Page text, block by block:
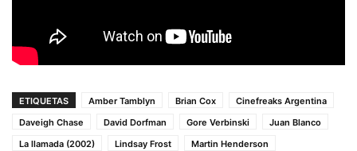
ETIQUETAS Amber Tamblyn Brian Cox
Cinefreaks Argentina
Daveigh Chase
David Dorfman Gore Verbinski
Juan Blanco
La llamada (2002)
Lindsay Frost
Martin Henderson